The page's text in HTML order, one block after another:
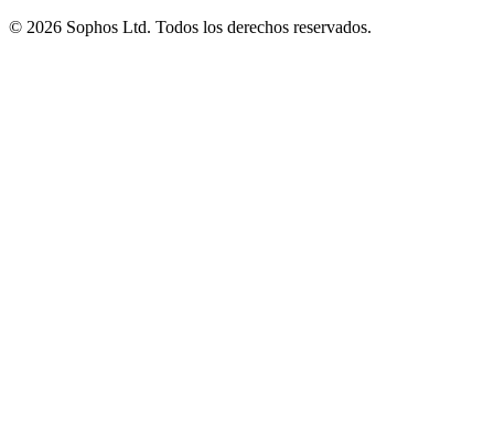
© 2026 Sophos Ltd. Todos los derechos reservados.